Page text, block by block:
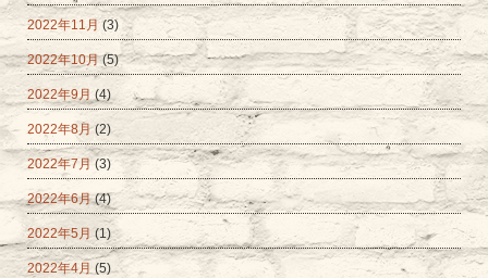
2022年11月 (3)
2022年10月(5)
2022年9月 (4)
2022年8月(2)
2022年7月(3)
2022年6月(4)
2022年5月 (1)
2022年4月 (5)